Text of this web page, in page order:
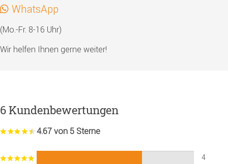
WhatsApp
(Mo.-Fr. 8-16 Uhr)
Wir helfen Ihnen gerne weiter!
6 Kundenbewertungen
4.67 von 5 Sterne
4